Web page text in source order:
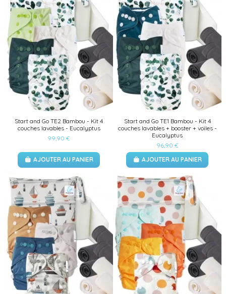
Start and Go TE2 Bambou - Kit 4
couches lavables - Eucalyptus
99,90 €
AJOUTER AU PANIER
Start and Go TE1 Bambou - Kit 4
couches lavables + booster + voiles -
Eucalyptus
96,90 €
AJOUTER AU PANIER